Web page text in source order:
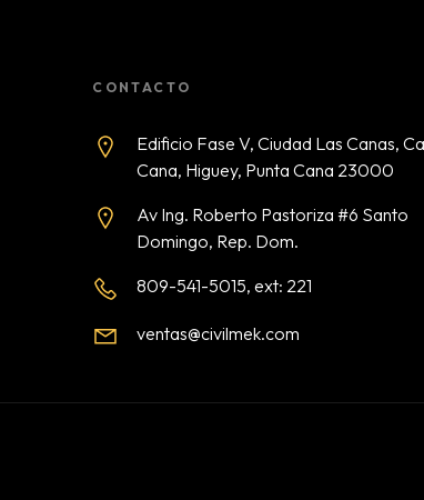
CONTACTO
Edificio Fase V, Ciudad Las Canas,
Cana, Higuey, Punta Cana 23000
Av Ing. Roberto Pastoriza #6 Santo
Domingo, Rep. Dom.
809-541-5015, ext: 221
ventas@civilmek.com